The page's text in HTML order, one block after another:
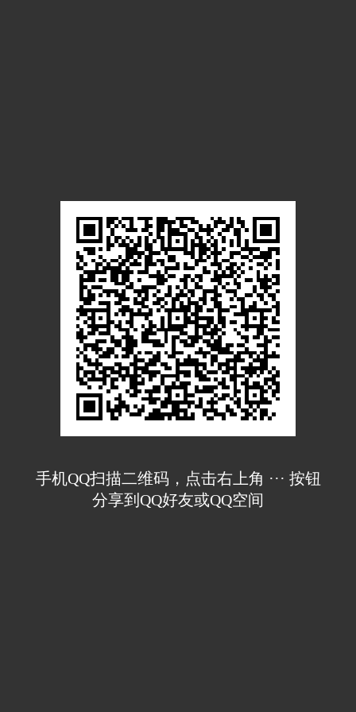
手机QQ扫描二维码，点击右上角 ··· 按钮
分享到QQ好友或QQ空间